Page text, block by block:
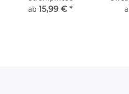
ab 15,99 € *